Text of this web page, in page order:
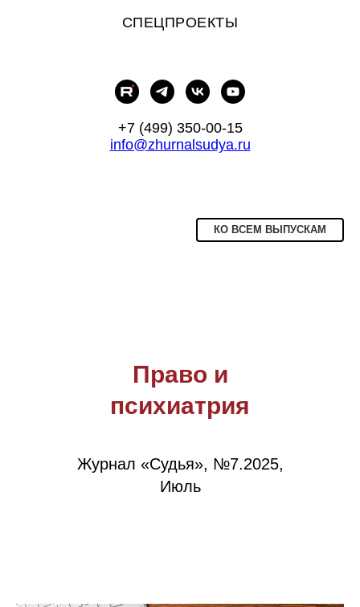
СПЕЦПРОЕКТЫ
+7 (499) 350-00-15
info@zhurnalsudya.ru
КО ВСЕМ ВЫПУСКАМ
Право и
психиатрия
Журнал «Судья», №7.2025,
Июль